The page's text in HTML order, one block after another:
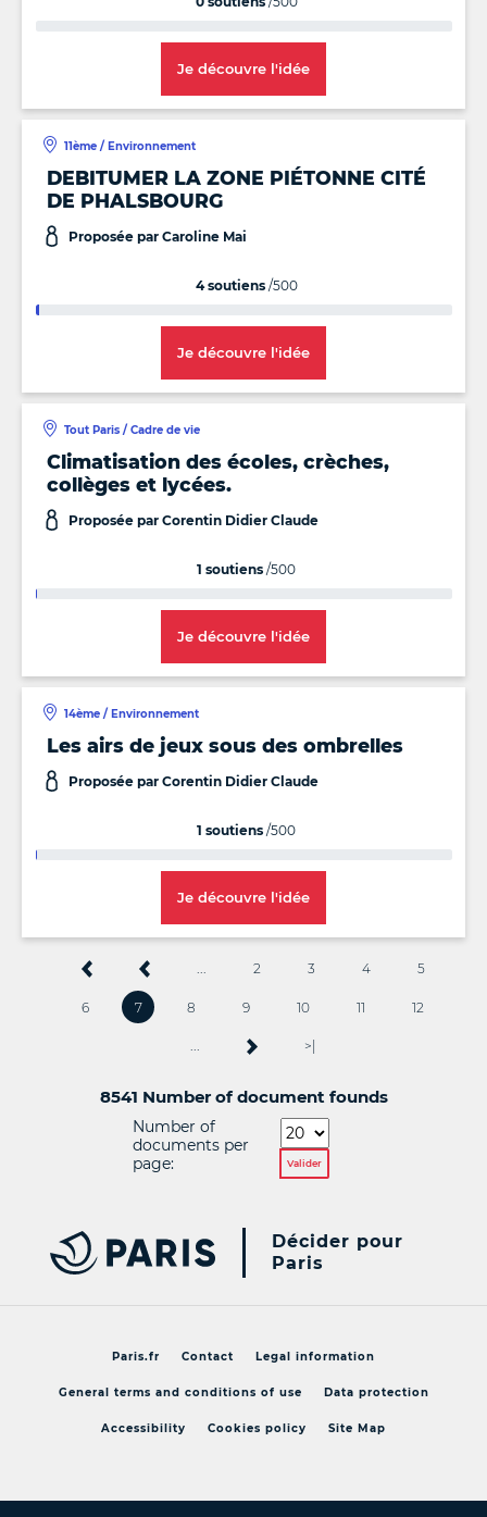
Je découvre l'idée
DEBITUMER LA ZONE PIÉTONNE CITÉ
DE PHALSBOURG
11ème / Environnement
Proposée par Caroline Mai
4 soutiens/500
Je découvre l'idée
Climatisation des écoles, crèches,
collèges et lycées.
Tout Paris / Cadre de vie
Proposée par Corentin Didier Claude
1 soutiens /500
Je découvre l'idée
Les airs de jeux sous des ombrelles
14ème / Environnement
Proposée par Corentin Didier Claude
1 soutiens /500
Je découvre l'idée
2 3 4 5
6 7 8 9 10 11 12
... >|
8541 Number of document founds
Number of
documents per
page:
Valider
Décider pour
Paris
Paris.fr Contact Legal information
General terms and conditions of use Data protection
Accessibility Cookies policy Site Map